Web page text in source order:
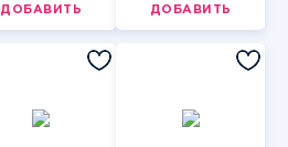
ДОБАВИТЬ ДОБАВИТЬ